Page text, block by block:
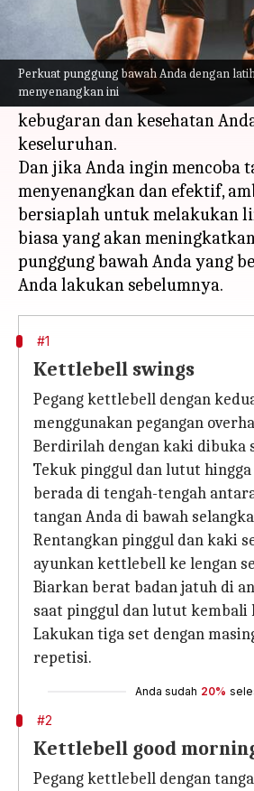
Perkuat punggung bawah Anda dengan
menyenangkan ini
Apa ceritanya
Punggung bawah, bagian
dan bokong, membantu Anda
Penting untuk menjaganya
kebugaran dan kesehatan
keseluruhan.
Dan jika Anda ingin mencoba
menyenangkan dan efektif,
bersiaplah untuk melakukan
biasa yang akan
punggung bawah Anda yang
#1
Kettlebell swings
Pegang kettlebell dengan
menggunakan pegangan
Berdirilah dengan kaki dibuka
Tekuk pinggul dan lutut
berada di tengah-tengah
tangan Anda di bawah
Rentangkan pinggul dan kaki
ayunkan kettlebell ke lengan
Biarkan berat badan jatuh di
saat pinggul dan lutut kembali
Lakukan tiga set dengan
repetisi.
Anda sudah 20%
#2
Kettlebell good
Pegang kettlebell dengan